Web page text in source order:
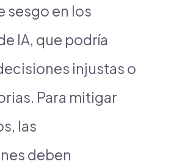
sesgo en los
IA, que podría
injustas o
Para mitigar
las
deben